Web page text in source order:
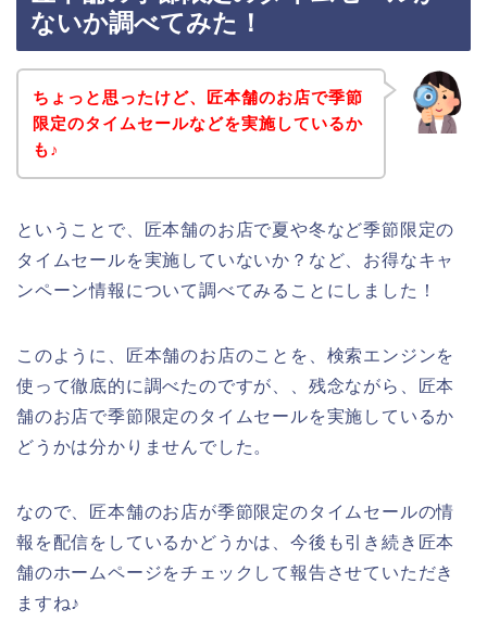
ないか調べてみた！
ちょっと思ったけど、匠本舗のお店で季節
限定のタイムセールなどを実施しているか
も♪
ということで、匠本舗のお店で夏や冬など季節限定の
タイムセールを実施していないか？など、お得なキャ
ンペーン情報について調べてみることにしました！
このように、匠本舗のお店のことを、検索エンジンを
使って徹底的に調べたのですが、、残念ながら、匠本
舗のお店で季節限定のタイムセールを実施しているか
どうかは分かりませんでした。
なので、匠本舗のお店が季節限定のタイムセールの情
報を配信をしているかどうかは、今後も引き続き匠本
舗のホームページをチェックして報告させていただき
ますね♪